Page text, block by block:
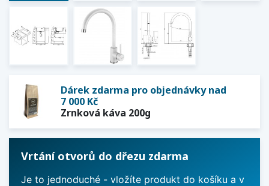
Dárek zdarma pro objednávky nad
7 000 Kč
Zrnková káva 200g
Vrtání otvorů do dřezu zdarma
Je to jednoduché - vložíte produkt do košíku a v